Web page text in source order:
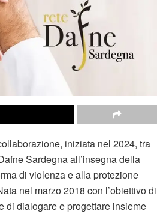
iniziata nel 2024, tra
Sardegna all’insegna della
di violenza e alla protezione
nel marzo 2018 con l’obiettivo di
di dialogare e progettare insieme